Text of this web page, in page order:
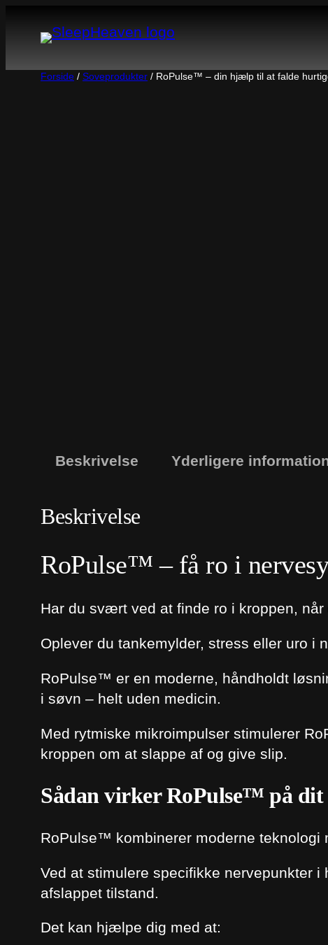
Forside / Soveprodukter / RoPulse™ – din hjælp til at falde
Beskrivelse Yderligere
Beskrivelse
RoPulse™ – få ro i
Har du svært ved at finde ro i kroppen, når
Oplever du tankemylder, stress eller uro i
RoPulse™ er en moderne, håndholdt
i søvn – helt uden medicin.
Med rytmiske mikroimpulser stimulerer
kroppen om at slappe af og give slip.
Sådan virker RoPulse™ på dit
RoPulse™ kombinerer moderne teknologi
Ved at stimulere specifikke nervepunkter
afslappet tilstand.
Det kan hjælpe dig med at: